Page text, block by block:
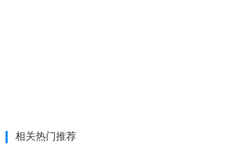
相关热门推荐